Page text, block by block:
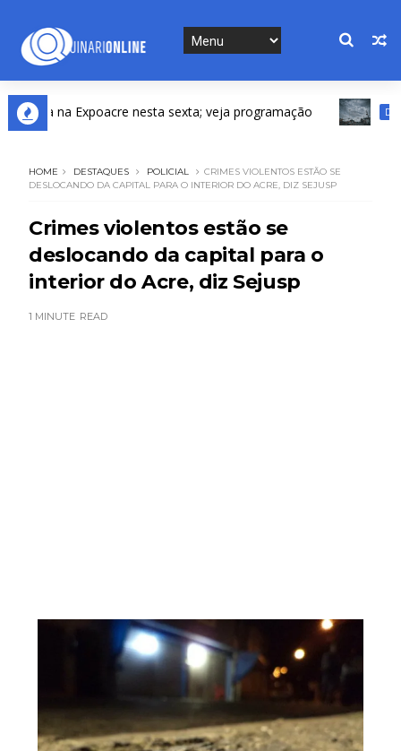
na Expoacre nesta sexta; veja programação
HOME DESTAQUES POLICIAL
CRIMES VIOLENTOS ESTÃO SE
DESLOCANDO DA CAPITAL PARA O INTERIOR DO ACRE, DIZ SEJUSP
Crimes violentos estão se
deslocando da capital para o
interior do Acre, diz Sejusp
1 MINUTE READ